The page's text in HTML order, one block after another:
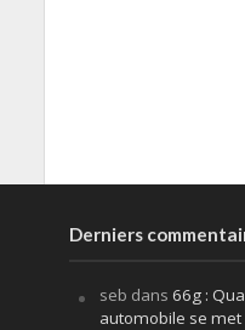
Derniers
seb dans 66g :
automobile se met